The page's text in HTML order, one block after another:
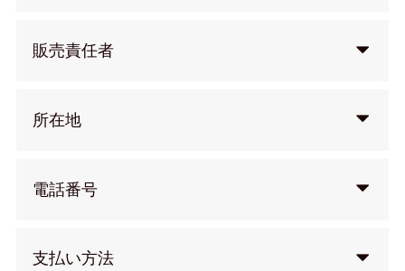
販売責任者
所在地
電話番号
支払い方法